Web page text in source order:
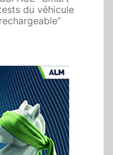
du véhicule